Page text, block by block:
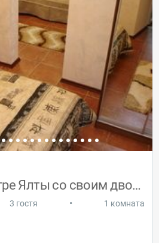
Квартира в центре Ялты со своим двором
3 гостя • 1 комната